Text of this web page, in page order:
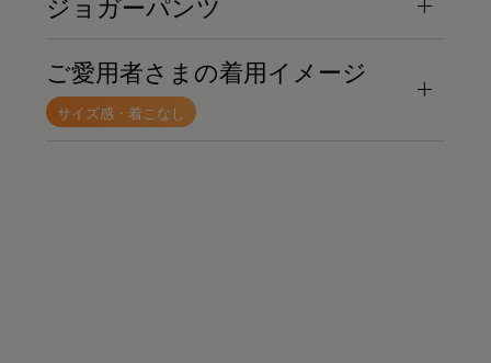
ご愛用者さまの着用イメージ
サイズ感・着こなし